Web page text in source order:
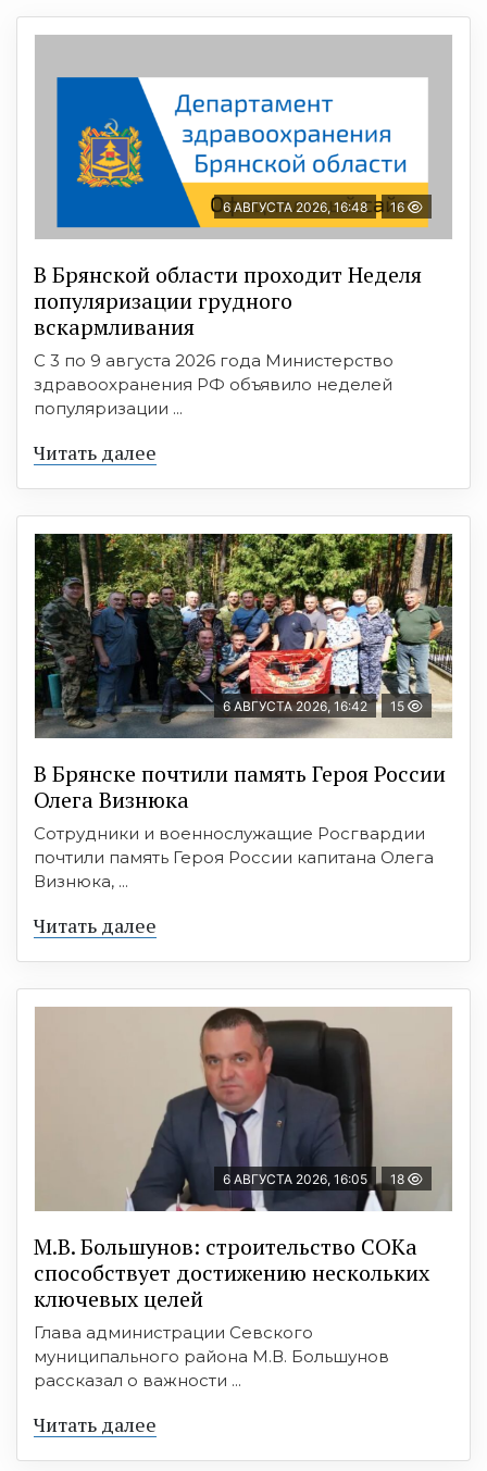
6 АВГУСТА 2026, 16:48 16
В Брянской области проходит Неделя
популяризации грудного
вскармливания
С 3 по 9 августа 2026 года Министерство
здравоохранения РФ объявило неделей
популяризации ...
Читать далее
6 АВГУСТА 2026, 16:42 15
В Брянске почтили память Героя России
Олега Визнюка
Сотрудники и военнослужащие Росгвардии
почтили память Героя России капитана Олега
Визнюка, ...
Читать далее
6 АВГУСТА 2026, 16:05 18
М.В. Большунов: строительство СОКа
способствует достижению нескольких
ключевых целей
Глава администрации Севского
муниципального района М.В. Большунов
рассказал о важности ...
Читать далее